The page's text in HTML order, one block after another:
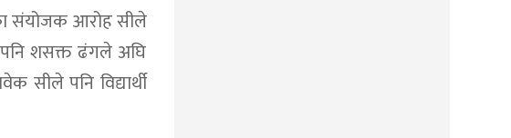
संयोजक आरोह सीले
पनि शसक्त ढंगले अघि
पनि विद्यार्थी